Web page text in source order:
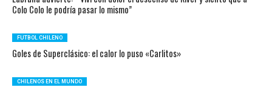
Colo Colo le podría pasar lo mismo”
FUTBOL CHILENO
Goles de Superclásico: el calor lo puso «Carlitos»
CHILENOS EN EL MUNDO